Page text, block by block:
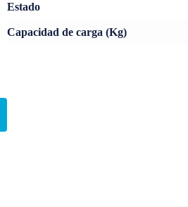
Estado
Capacidad de carga (Kg)